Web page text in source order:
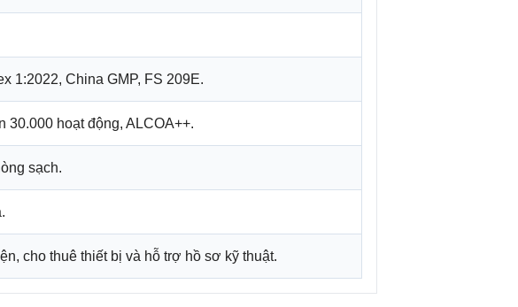
1:2022, China GMP, FS 209E.
30.000 hoạt động, ALCOA++.
sạch.
cho thuê thiết bị và hỗ trợ hồ sơ kỹ thuật.